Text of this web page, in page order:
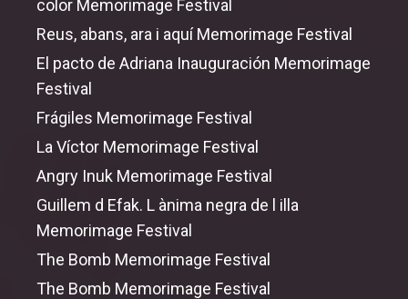
color Memorimage Festival
Reus, abans, ara i aquí Memorimage Festival
El pacto de Adriana Inauguración Memorimage
Festival
Frágiles Memorimage Festival
La Víctor Memorimage Festival
Angry Inuk Memorimage Festival
Guillem d Efak. L ànima negra de l illa
Memorimage Festival
The Bomb Memorimage Festival
The Bomb Memorimage Festival